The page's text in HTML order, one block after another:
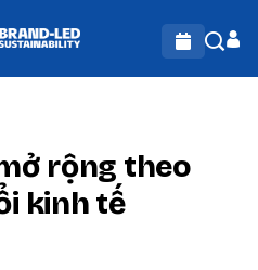
rộng theo
kinh tế